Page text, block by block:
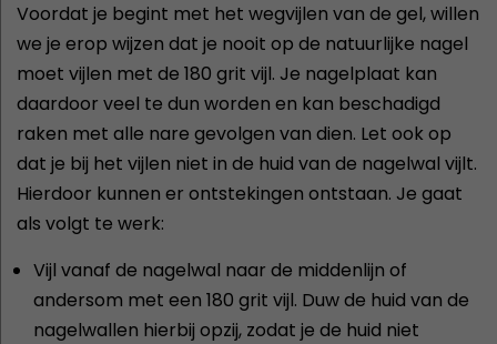
Voordat je begint met het wegvijlen van de gel, willen
we je erop wijzen dat je nooit op de natuurlijke nagel
moet vijlen met de 180 grit vijl. Je nagelplaat kan
daardoor veel te dun worden en kan beschadigd
raken met alle nare gevolgen van dien. Let ook op
dat je bij het vijlen niet in de huid van de nagelwal vijlt.
Hierdoor kunnen er ontstekingen ontstaan. Je gaat
als volgt te werk:
Vijl vanaf de nagelwal naar de middenlijn of
andersom met een 180 grit vijl. Duw de huid van de
nagelwallen hierbij opzij, zodat je de huid niet